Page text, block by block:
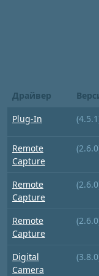
Драйвер
Plug-In
Remote
Capture
Remote
Capture
Remote
Capture
Digital
Camera